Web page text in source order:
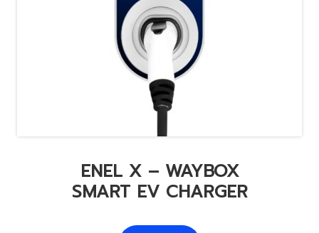
ENEL X – WAYBOX
SMART EV CHARGER